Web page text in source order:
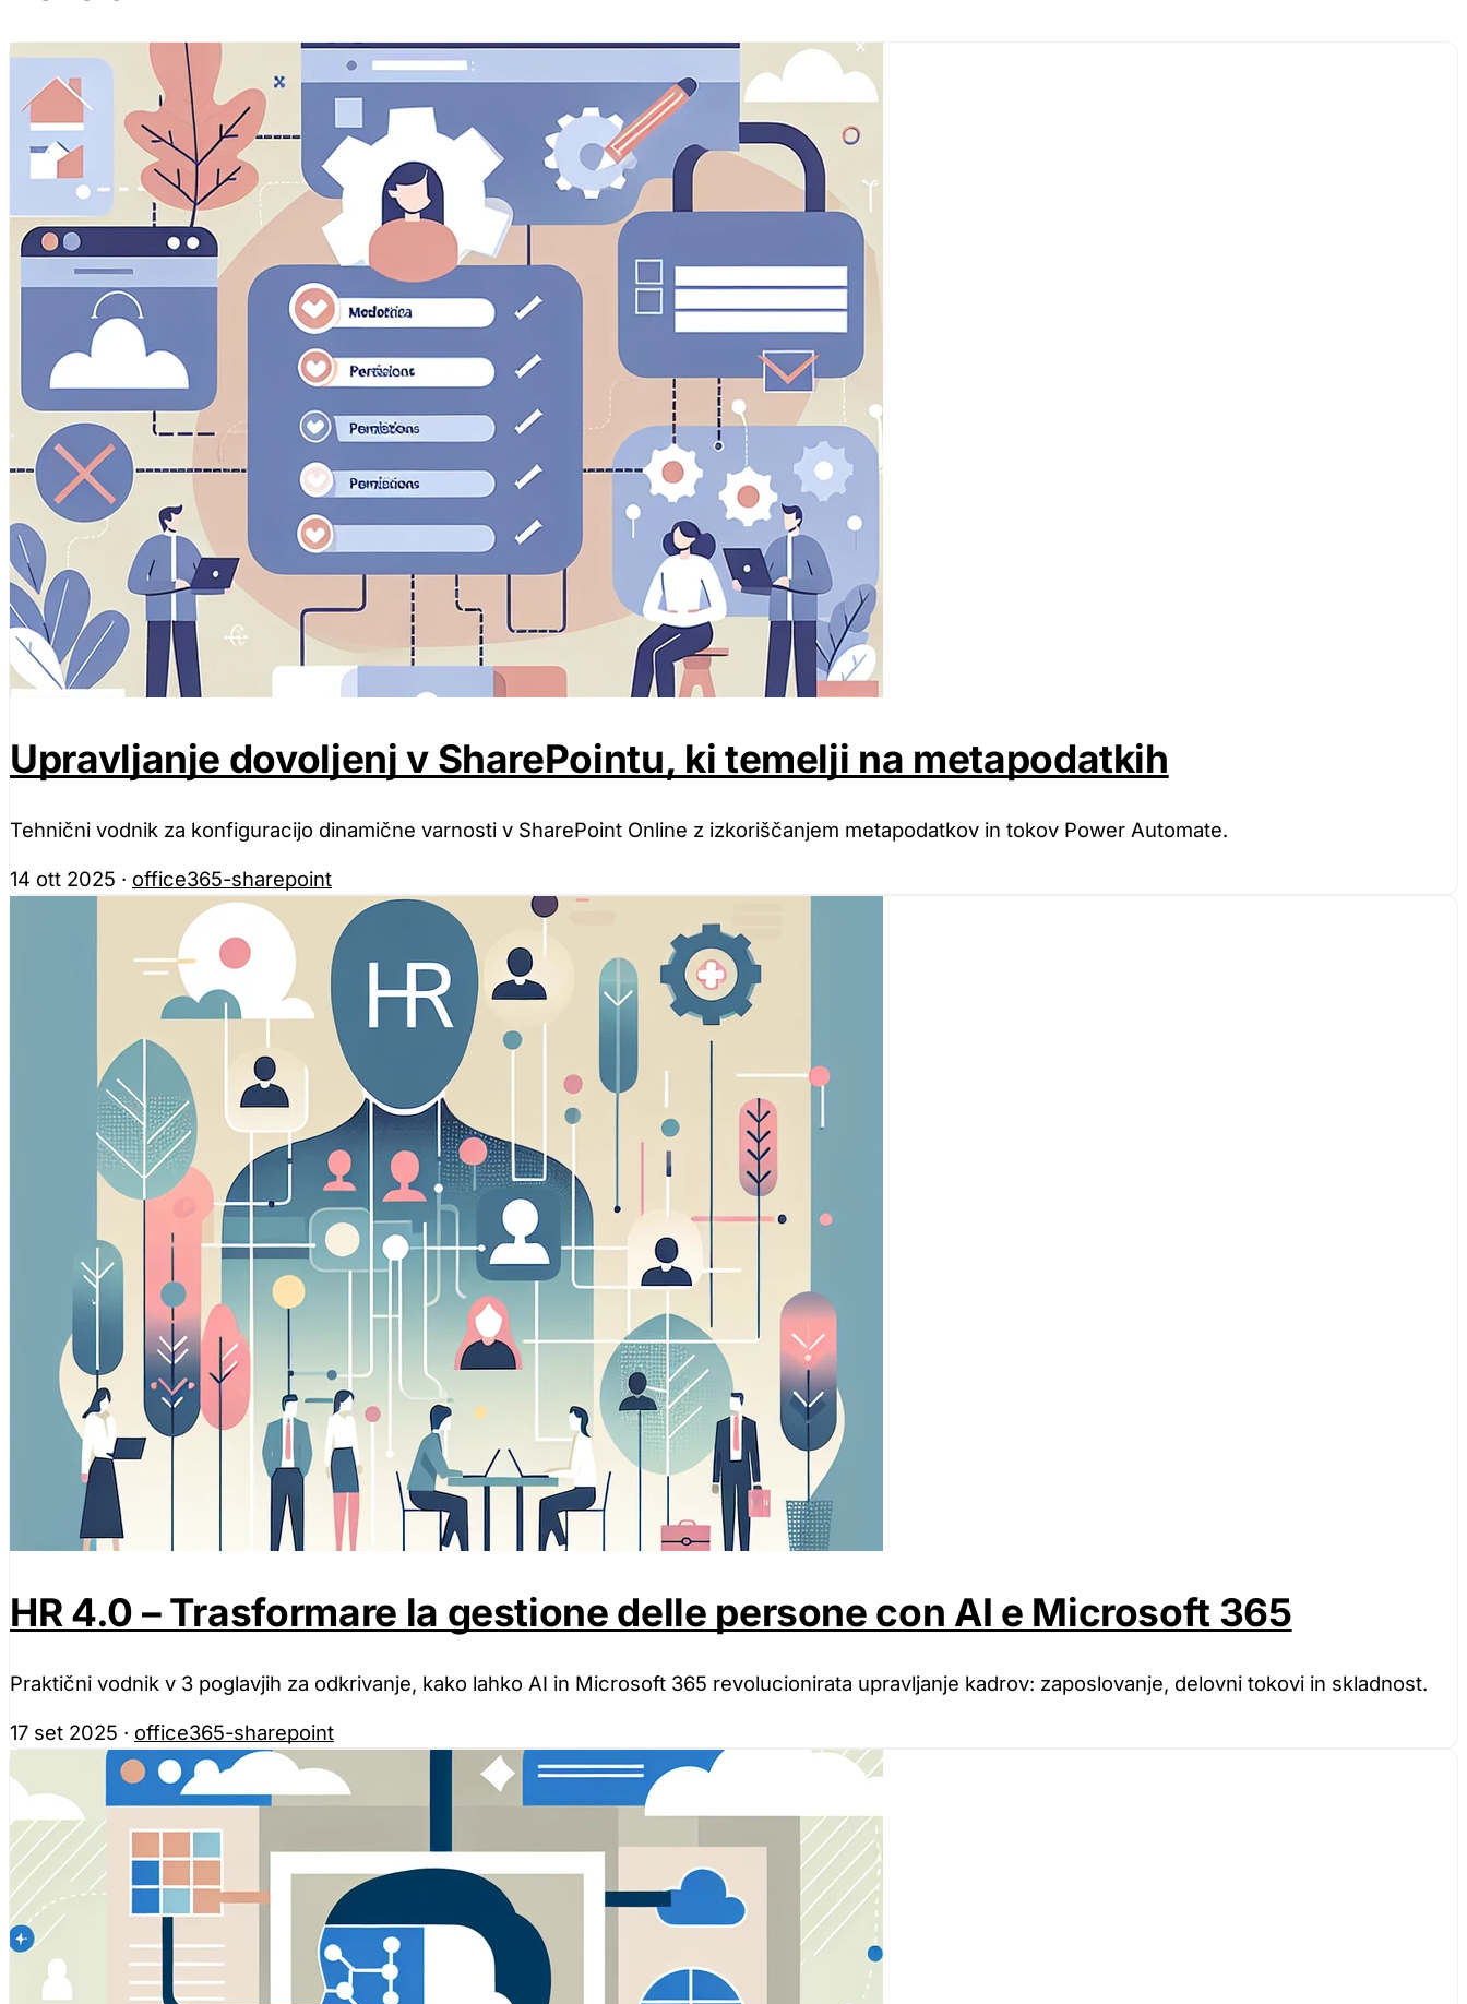
Upravljanje dovoljenj v SharePointu, ki temelji na metapodatkih
Tehnični vodnik za konfiguracijo dinamične varnosti v SharePoint Online z izkoriščanjem metapodatkov in tokov Power Automate.
14 ott 2025 · office365-sharepoint
HR 4.0 – Trasformare la gestione delle persone con AI e Microsoft 365
Praktični vodnik v 3 poglavjih za odkrivanje, kako lahko AI in Microsoft 365 revolucionirata upravljanje kadrov: zaposlovanje, delovni tokovi in skladnost.
17 set 2025 · office365-sharepoint
Trženjski piškotki
Te piškotke lahko na naši spletni strani nastavijo naši oglaševalski partnerji. Ta podjetja jih lahko uporabljajo
za izgradnjo profila vaših interesov in vam pokazati ustrezne oglase na drugih spletnih straneh.
Piškotki za nastavitve
Ti piškotki omogočajo spletni strani, da si zapomni vaše izbire (kot je vaše uporabniško ime, jezik ali regija, v
kateri se nahajate) in zagotavlja izboljšane, bolj osebne funkcije.
Shrani nastavitve Sprejmi vse